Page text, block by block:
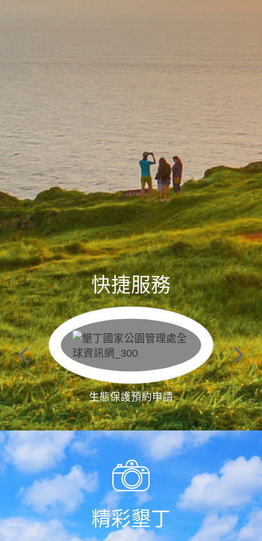
快捷服務
生態保護預約申請
精彩墾丁